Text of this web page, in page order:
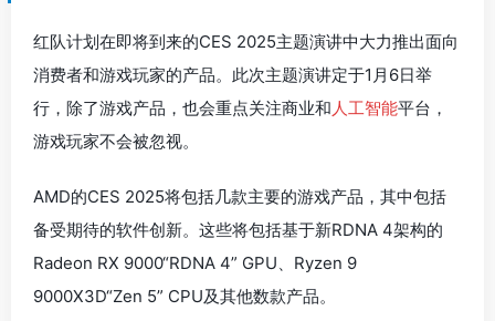
红队计划在即将到来的CES 2025主题演讲中大力推出面向
消费者和游戏玩家的产品。此次主题演讲定于1月6日举
行，除了游戏产品，也会重点关注商业和人工智能平台，
游戏玩家不会被忽视。
AMD的CES 2025将包括几款主要的游戏产品，其中包括
备受期待的软件创新。这些将包括基于新RDNA 4架构的
Radeon RX 9000“RDNA 4” GPU、Ryzen 9
9000X3D“Zen 5” CPU及其他数款产品。